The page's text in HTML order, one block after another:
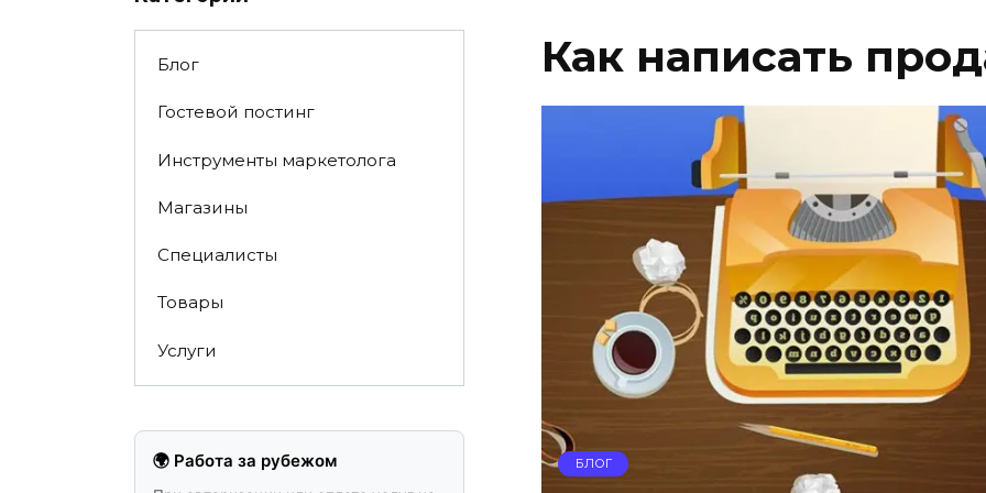
Как написать
БЛОГ
Блог
Гостевой постинг
Инструменты маркетолога
Магазины
Специалисты
Товары
Услуги
🌍 Работа за рубежом